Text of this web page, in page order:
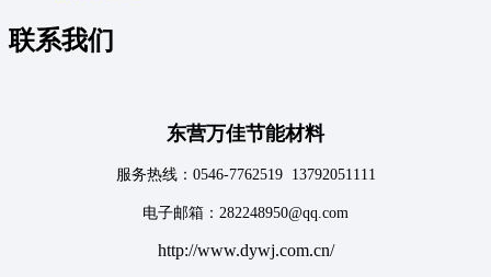
联系我们
东营万佳节能材料
服务热线：0546-7762519 13792051111
电子邮箱：282248950@qq.com
http://www.dywj.com.cn/